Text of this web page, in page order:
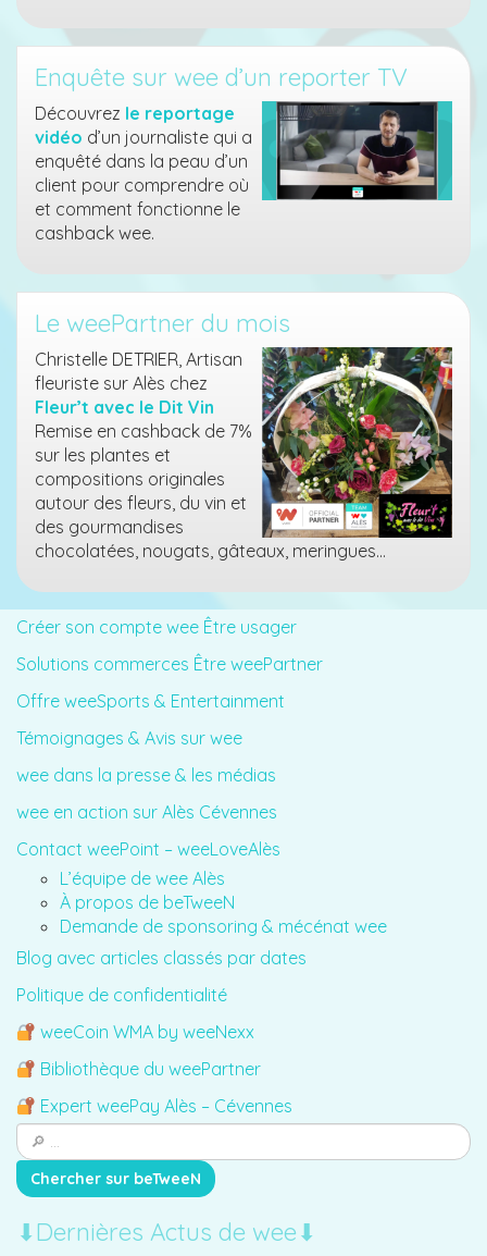
Enquête sur wee d’un reporter TV
Découvrez le reportage
vidéo d’un journaliste qui a
enquêté dans la peau d’un
client pour comprendre où
et comment fonctionne le
cashback wee.
Le weePartner du mois
Christelle DETRIER, Artisan
fleuriste sur Alès chez
Fleur’t avec le Dit Vin
Remise en cashback de 7%
sur les plantes et
compositions originales
autour des fleurs, du vin et
des gourmandises
chocolatées, nougats, gâteaux, meringues…
Créer son compte wee Être usager
Solutions commerces Être weePartner
Offre weeSports & Entertainment
Témoignages & Avis sur wee
wee dans la presse & les médias
wee en action sur Alès Cévennes
Contact weePoint – weeLoveAlès
L’équipe de wee Alès
À propos de beTweeN
Demande de sponsoring & mécénat wee
Blog avec articles classés par dates
Politique de confidentialité
weeCoin WMA by weeNexx
Bibliothèque du weePartner
Expert weePay Alès – Cévennes
⬇︎Dernières Actus de wee⬇︎